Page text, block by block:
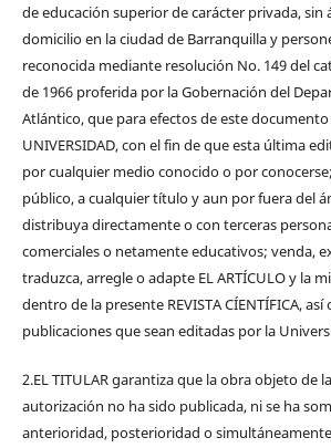
de educación superior de carácter privada, sin
domicilio en la ciudad de Barranquilla y
reconocida mediante resolución No. 149 del
de 1966 proferida por la Gobernación del
Atlántico, que para efectos de este
UNIVERSIDAD, con el fin de que esta última
por cualquier medio conocido o por
público, a cualquier título y aun por fuera del
distribuya directamente o con terceras
comerciales o netamente educativos; venda,
traduzca, arregle o adapte EL ARTÍCULO y la
dentro de la presente REVISTA CÍENTÍFICA,
publicaciones que sean editadas por la
2.EL TITULAR garantiza que la obra objeto de
autorización no ha sido publicada, ni se ha
anterioridad, posterioridad o